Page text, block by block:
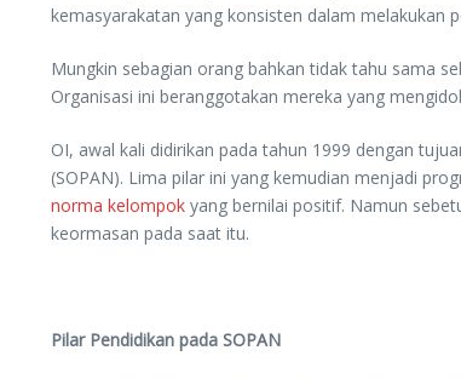
kemasyarakatan yang konsisten dalam melakukan
Mungkin sebagian orang bahkan tidak tahu sama
Organisasi ini beranggotakan mereka yang
OI, awal kali didirikan pada tahun 1999 dengan
(SOPAN). Lima pilar ini yang kemudian menjadi
norma kelompok yang bernilai positif. Namun
keormasan pada saat itu.
Pilar Pendidikan pada SOPAN